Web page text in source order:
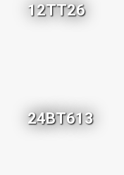
12TT26
24BT613